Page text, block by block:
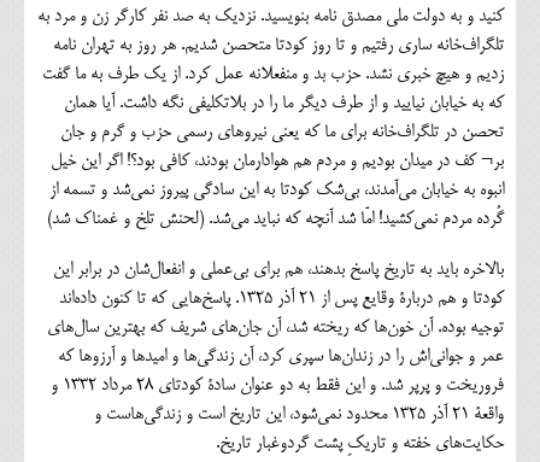
کنید و به دولت ملی مصدق نامه بنویسید. نزدیک به صد نفر کارگر زن و مرد به
تلگراف‌خانه ساری رفتیم و تا روز کودتا متحصن شدیم. هر روز به تهران نامه
زدیم و هیچ خبری نشد. حزب بد و منفعلانه عمل کرد. از یک طرف به ما گفت
که به خیابان نیایید و از طرف دیگر ما را در بلاتکلیفی نگه ‌داشت. آیا همان
تحصن در تلگراف‌خانه برای ما که یعنی نیروهای رسمی حزب و گرم و جان
بر¬ کف در میدان بودیم و مردم هم هوادارمان بودند، کافی بود؟! اگر این خیل
انبوه به خیابان می‌آمدند، بی‌شک کود‌تا به این سادگی پیروز نمی‌شد و تسمه از
گُرده‌ مردم نمی‌کشید! امّا شد آنچه که نباید می‌شد. (لحنش تلخ و غمناک شد)
بالاخره باید به تاریخ پاسخ بدهند، هم برای بی‌عملی و انفعال‌شان در برابر این
کودتا و هم دربارة وقایع پس از ۲۱ آذر ۱۳۲۵. پاسخ‌هایی که تا کنون داده‌اند
توجیه بوده. آن خون‌ها که ریخته شد، آن جان‌های شریف که بهترین سال‌های
عمر و جوانی‌اش را در زندان‌ها سپری کرد، آن زندگی‌ها و امیدها و آرزوها که
فروریخت و پرپر شد. و این فقط به دو عنوان سادة کودتای ۲۸ مرداد ۱۳۳۲ و
واقعة ۲۱ آذر ۱۳۲۵ محدود نمی‌شود، این تاریخ است و زندگی‌هاست و
حکایت‌های خفته و تاریکِ پشت گرد‌وغبار تاریخ.